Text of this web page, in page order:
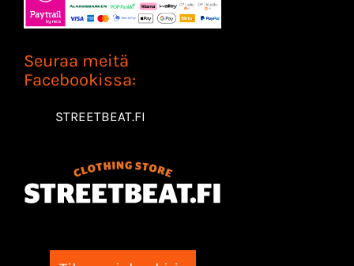
Seuraa meitä
Facebookissa:
STREETBEAT.FI